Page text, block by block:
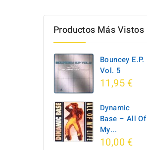
Productos Más Vistos
Bouncey E.P.
Vol. 5
11,95 €
Dynamic
Base ‎– All Of
My...
10,00 €